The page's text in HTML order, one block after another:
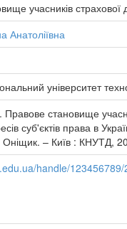
учасників страхової
Анатоліївна
університет
становище
суб'єктів права в
– Київ : КНУТД,
handle/123456789/